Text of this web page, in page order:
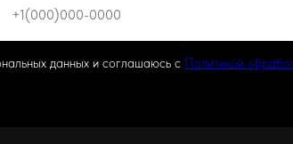
данных и соглашаюсь с Политикой